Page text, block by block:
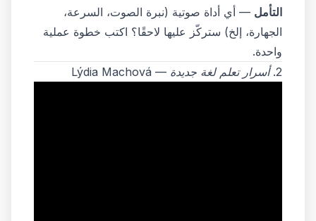
التأمل — أي أداة صوتية (نبرة الصوت، السرعة،
الجهارة، إلخ) ستركّز عليها لاحقًا؟ اكتب خطوة عملية
واحدة.
2. أسرار تعلم لغة جديدة — Lýdia Machová